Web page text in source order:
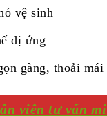
vệ sinh
dị ứng
gàng, thoải mái
viên tư vấn